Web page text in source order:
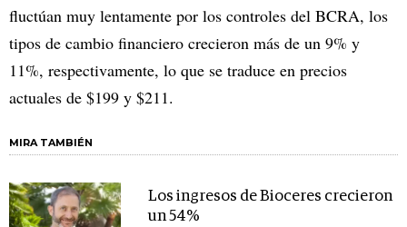
fluctúan muy lentamente por los controles del BCRA, los
tipos de cambio financiero crecieron más de un 9% y
11%, respectivamente, lo que se traduce en precios
actuales de $199 y $211.
MIRA TAMBIÉN
Los ingresos de Bioceres crecieron
un 54%